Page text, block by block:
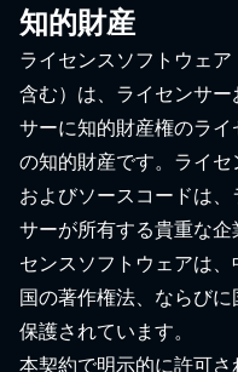
知的財産
ライセンスソフトウェ
含む）は、ライセンサ
サーに知的財産権のラ
の知的財産です。ライセ
およびソースコードは
サーが所有する貴重な
センスソフトウェアは
国の著作権法、ならび
保護されています。
本契約で明示的に許可